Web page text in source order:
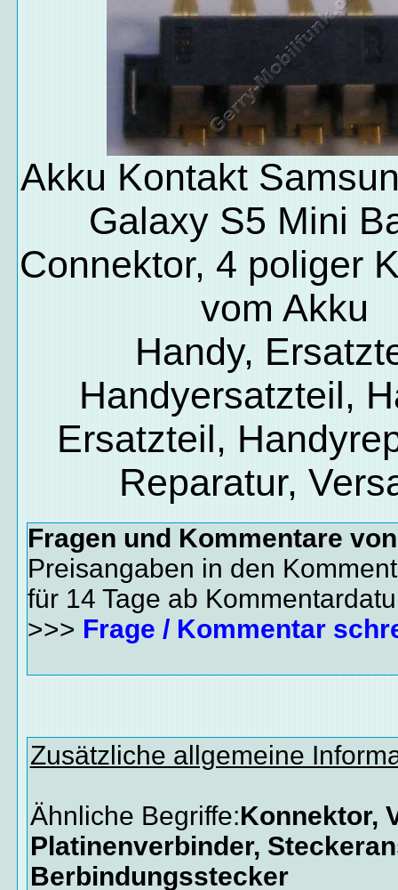
Akku Kontakt
Galaxy S5 Mini
Connektor, 4 poliger
vom Akku
Handy,
Handyersatzteil,
Ersatzteil,
Reparatur,
Fragen und Kommentare
Preisangaben in den
für 14 Tage ab
>>> Frage / Kommentar
Zusätzliche allgemeine
Ähnliche Begriffe:Konnektor,
Platinenverbinder,
Berbindungsstecker